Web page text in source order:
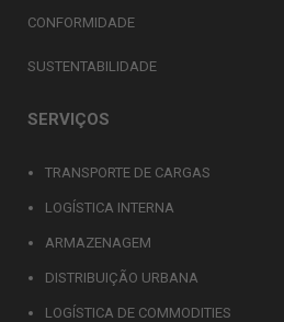
CONFORMIDADE
SUSTENTABILIDADE
SERVIÇOS
TRANSPORTE DE CARGAS
LOGÍSTICA INTERNA
ARMAZENAGEM
DISTRIBUIÇÃO URBANA
LOGÍSTICA DE COMMODITIES